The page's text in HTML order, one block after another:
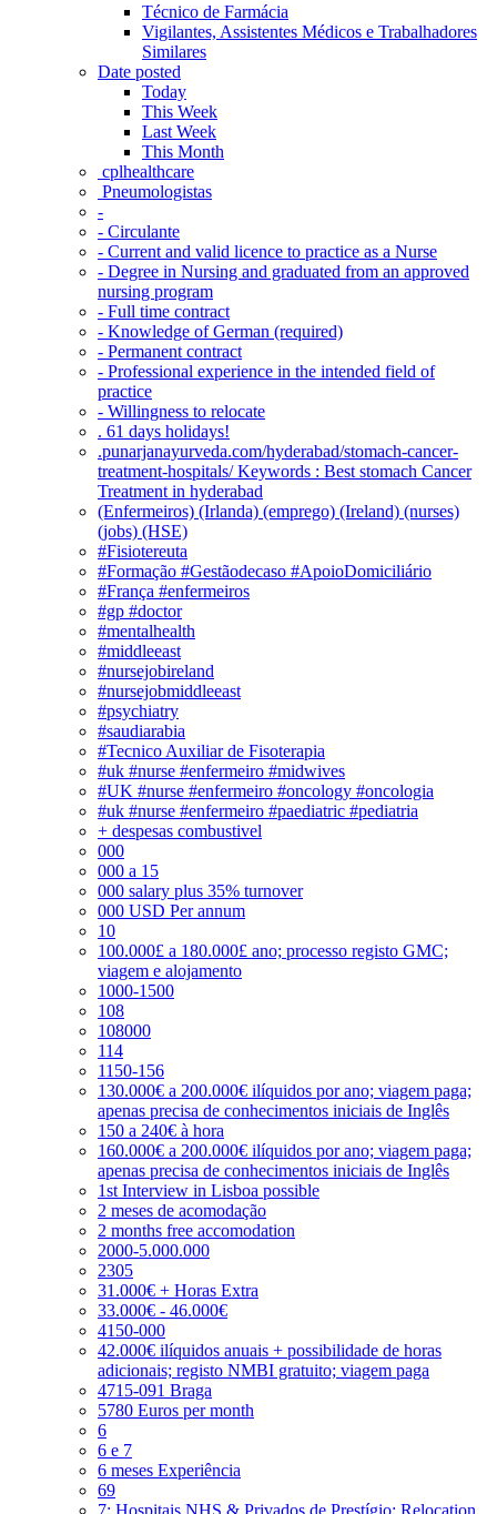
Técnico de Farmácia
Vigilantes, Assistentes Médicos e Trabalhadores
Similares
Date posted
Today
This Week
Last Week
This Month
‎ cplhealthcare‬
Pneumologistas
-
- Circulante
- Current and valid licence to practice as a Nurse
- Degree in Nursing and graduated from an approved
nursing program
- Full time contract
- Knowledge of German (required)
- Permanent contract
- Professional experience in the intended field of
practice
- Willingness to relocate
. 61 days holidays!
.punarjanayurveda.com/hyderabad/stomach-cancer-
treatment-hospitals/ Keywords : Best stomach Cancer
Treatment in hyderabad
(Enfermeiros) (Irlanda) (emprego) (Ireland) (nurses)
(jobs) (HSE)
#Fisiotereuta
#Formação #Gestãodecaso #ApoioDomiciliário
#França #enfermeiros
#gp #doctor
#mentalhealth
#middleeast
#nursejobireland
#nursejobmiddleeast
#psychiatry
#saudiarabia
#Tecnico Auxiliar de Fisoterapia
#uk #nurse #enfermeiro #midwives
#UK #nurse #enfermeiro #oncology #oncologia
#uk #nurse #enfermeiro #paediatric #pediatria
+ despesas combustivel
000
000 a 15
000 salary plus 35% turnover
000 USD Per annum
10
100.000£ a 180.000£ ano; processo registo GMC;
viagem e alojamento
1000-1500
108
108000
114
1150-156
130.000€ a 200.000€ ilíquidos por ano; viagem paga;
apenas precisa de conhecimentos iniciais de Inglês
150 a 240€ à hora
160.000€ a 200.000€ ilíquidos por ano; viagem paga;
apenas precisa de conhecimentos iniciais de Inglês
1st Interview in Lisboa possible
2 meses de acomodação
2 months free accomodation
2000-5.000.000
2305
31.000€ + Horas Extra
33.000€ - 46.000€
4150-000
42.000€ ilíquidos anuais + possibilidade de horas
adicionais; registo NMBI gratuito; viagem paga
4715-091 Braga
5780 Euros per month
6
6 e 7
6 meses Experiência
69
7; Hospitais NHS & Privados de Prestígio; Relocation